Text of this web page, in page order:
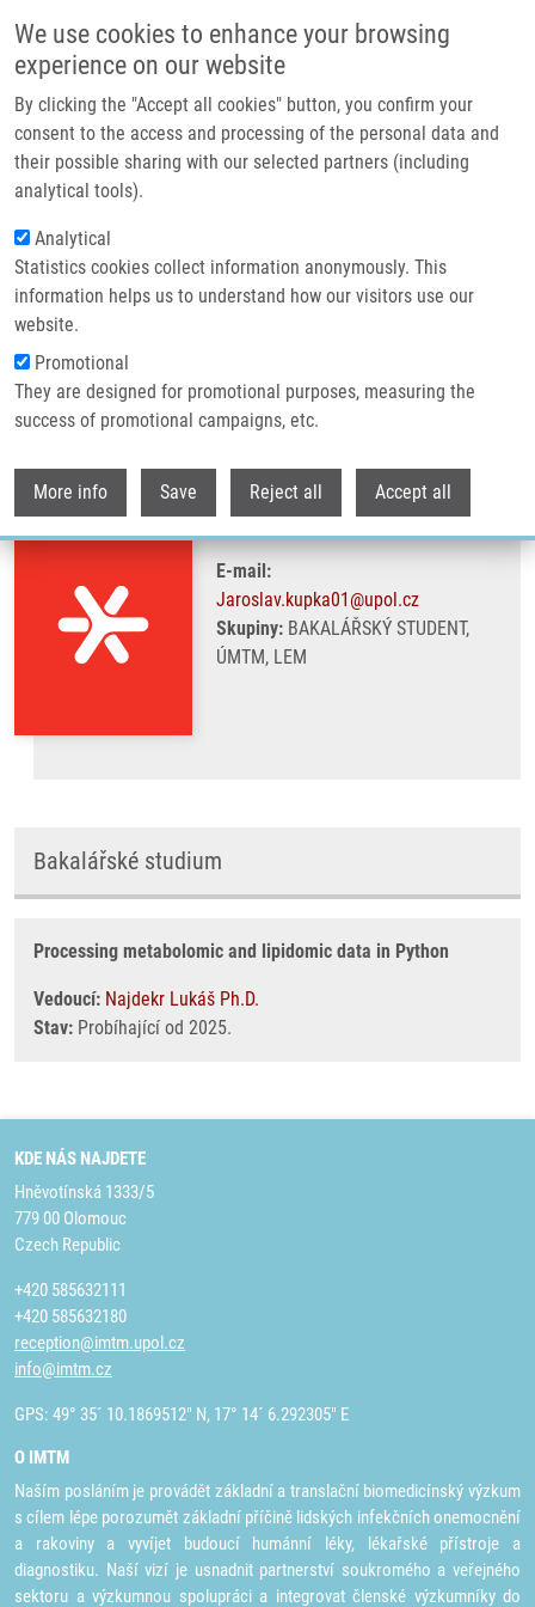
We use cookies to enhance your browsing
experience on our website
By clicking the "Accept all cookies" button, you confirm your
consent to the access and processing of the personal data and
their possible sharing with our selected partners (including
analytical tools).
Analytical
Statistics cookies collect information anonymously. This
information helps us to understand how our visitors use our
website.
Promotional
They are designed for promotional purposes, measuring the
success of promotional campaigns, etc.
More info Save Reject all Accept all
Header image
Drobečková navigace
Domů Kupka Jaroslav
Kupka Jaroslav
E-mail:
Jaroslav.kupka01@upol.cz
Skupiny:BAKALÁŘSKÝ STUDENT,
ÚMTM, LEM
Bakalářské studium
Processing metabolomic and lipidomic data in Python
Vedoucí: Najdekr Lukáš Ph.D.
Stav: Probíhající od 2025.
KDE NÁS NAJDETE
Hněvotínská 1333/5
779 00 Olomouc
Czech Republic
+420 585632111
+420 585632180
reception@imtm.upol.cz
info@imtm.cz
GPS: 49° 35´ 10.1869512" N, 17° 14´ 6.292305" E
O IMTM
Naším posláním je provádět základní a translační biomedicínský výzkum
s cílem lépe porozumět základní příčině lidských infekčních onemocnění
a rakoviny a vyvíjet budoucí humánní léky, lékařské přístroje a
diagnostiku. Naší vizí je usnadnit partnerství soukromého a veřejného
sektoru a výzkumnou spolupráci a integrovat členské výzkumníky do